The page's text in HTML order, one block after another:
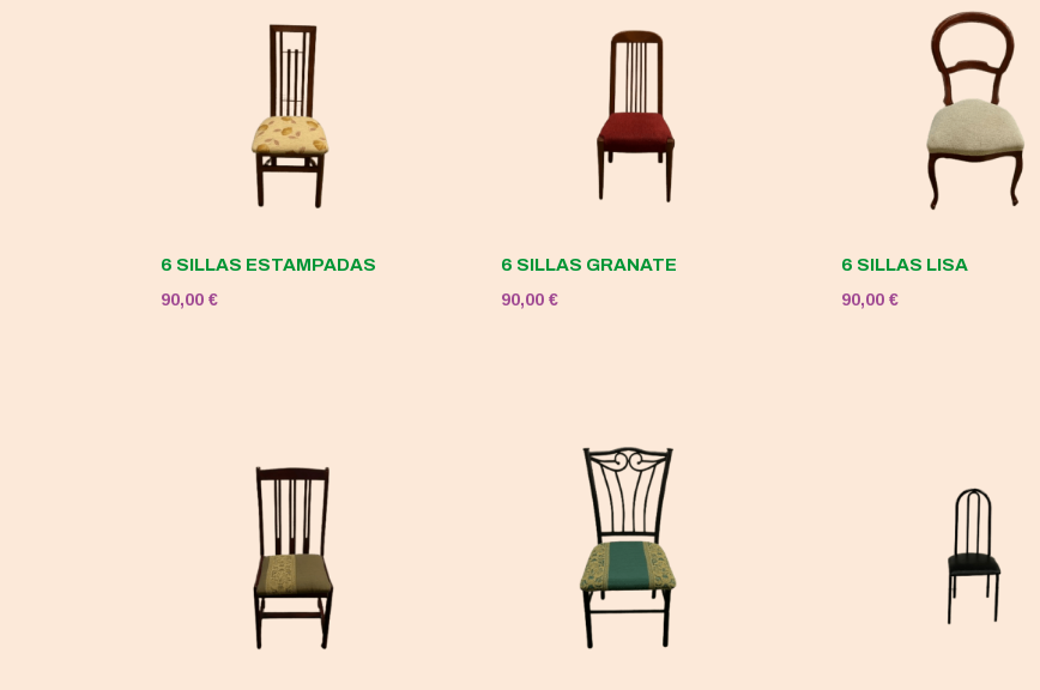
6 SILLAS ESTAMPADAS
90,00€
6 SILLAS GRANATE
90,00 €
6 SILLAS LISA
90,00 €